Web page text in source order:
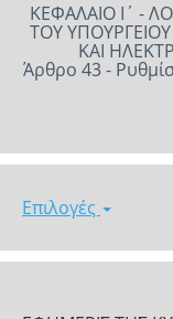
ΚΕΦΑΛΑΙΟ Ι΄ -
ΤΟΥ
ΚΑΙ
Άρθρο 43 -
Επιλογές